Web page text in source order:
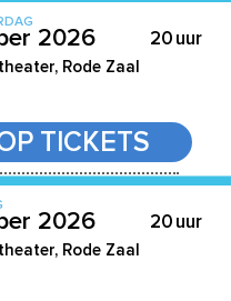
2026 20uur
Rode Zaal
TICKETS
2026 20uur
Rode Zaal